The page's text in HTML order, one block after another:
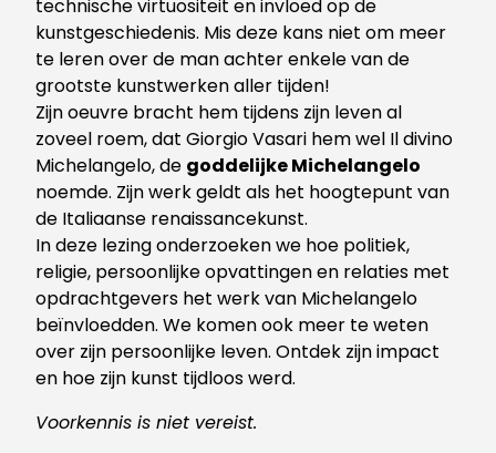
technische virtuositeit en invloed op de
kunstgeschiedenis. Mis deze kans niet om meer
te leren over de man achter enkele van de
grootste kunstwerken aller tijden!
Zijn oeuvre bracht hem tijdens zijn leven al
zoveel roem, dat Giorgio Vasari hem wel Il divino
Michelangelo, de goddelijke Michelangelo
noemde. Zijn werk geldt als het hoogtepunt van
de Italiaanse renaissancekunst.
In deze lezing onderzoeken we hoe politiek,
religie, persoonlijke opvattingen en relaties met
opdrachtgevers het werk van Michelangelo
beïnvloedden. We komen ook meer te weten
over zijn persoonlijke leven. Ontdek zijn impact
en hoe zijn kunst tijdloos werd.
Voorkennis is niet vereist.